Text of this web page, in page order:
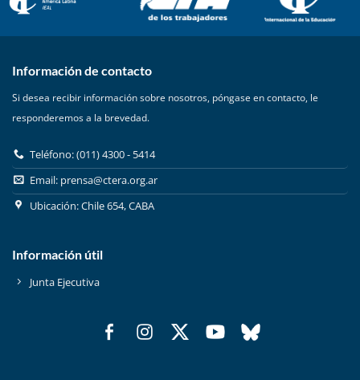
Información de contacto
Si desea recibir información sobre nosotros, póngase en contacto, le
responderemos a la brevedad.
Teléfono: (011) 4300 - 5414
Email: prensa@ctera.org.ar
Ubicación: Chile 654, CABA
Información útil
Junta Ejecutiva